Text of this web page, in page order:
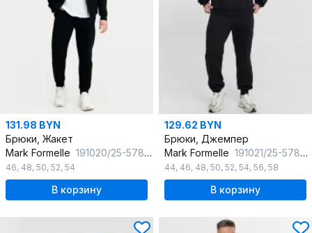
131.98 BYN
Брюки, Жакет
Mark Formelle 191020/25-5781Ц-7(2) черный
46, 48, 50, 52, 54
В корзину
129.62 BYN
Брюки, Джемпер
Mark Formelle 191021/25-5784Б-7П черный
44, 46, 48, 50, 52, 54, 56, 58
В корзину